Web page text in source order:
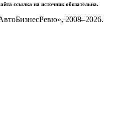
ссылка на источник обязательна.
2008–2026.